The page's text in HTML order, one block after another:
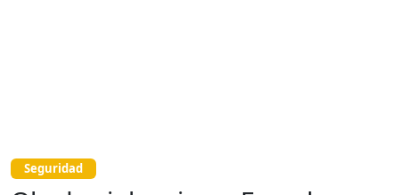
Seguridad